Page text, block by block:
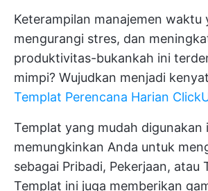
Keterampilan manajemen waktu
mengurangi stres, dan
produktivitas-bukankah ini
mimpi? Wujudkan menjadi
Templat Perencana Harian
Templat yang mudah digunakan
memungkinkan Anda untuk
sebagai Pribadi, Pekerjaan, atau
Templat ini juga memberikan